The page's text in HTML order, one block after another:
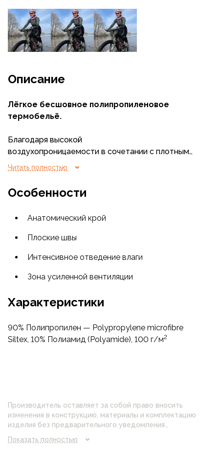
Описание
Лёгкое бесшовное полипропиленовое
термобельё.
Благодаря высокой
воздухопроницаемости в сочетании с плотным
прилеганием, без компрессионного эффекта,
условиях применения в качестве базового
влагоотводящего слоя в послойной системе
и высоких нагрузках.
с включёнными в структуру ионами
антибактериальный эффект, предотвращающий
Читать полностью
Особенности
Анатомический крой
Плоские швы
Интенсивное отведение влаги
Зона усиленной вентиляции
Характеристики
90% Полипропилен — Polypropylene microfibre
Siltex, 10% Полиамид (Polyamide), 100 г/м2
Производитель оставляет за собой право вносить
изменения в конструкцию, материалы и комплектацию
изделия без предварительного уведомления
отличаться от реального цвета товара, что связано с
Показать полностью